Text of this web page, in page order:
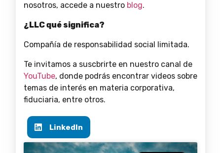
nosotros, accede a nuestro blog.
¿LLC qué significa?
Compañía de responsabilidad social limitada.
Te invitamos a suscbrirte en nuestro canal de
YouTube, donde podrás encontrar videos sobre
temas de interés en materia corporativa,
fiduciaria, entre otros.
LinkedIn